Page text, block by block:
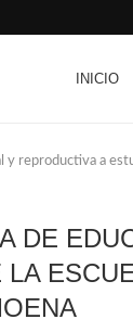
INICIO
y reproductiva a
DE